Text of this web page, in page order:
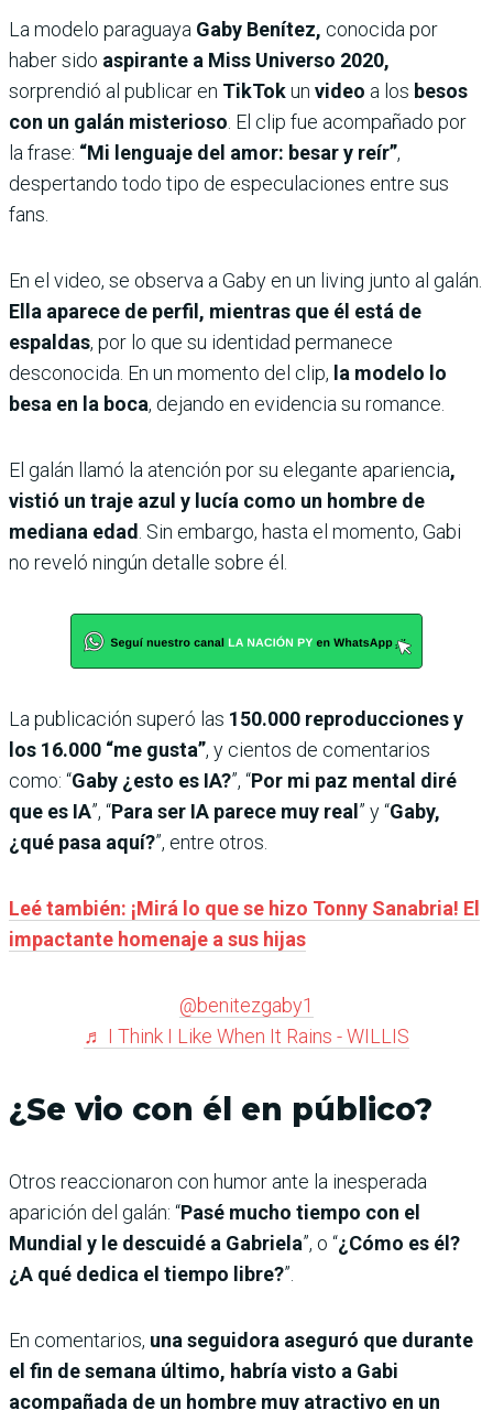
La modelo paraguaya Gaby Benítez, conocida por
haber sido aspirante a Miss Universo 2020,
sorprendió al publicar en TikTokun video a los besos
con un galán misterioso. El clip fue acompañado por
la frase: “Mi lenguaje del amor: besar y reír”,
despertando todo tipo de especulaciones entre sus
fans.
En el video, se observa a Gaby en un living junto al galán.
Ella aparece de perfil, mientras que él está de
espaldas, por lo que su identidad permanece
desconocida. En un momento del clip, la modelo lo
besa en la boca, dejando en evidencia su romance.
El galán llamó la atención por su elegante apariencia,
vistió un traje azul y lucía como un hombre de
mediana edad. Sin embargo, hasta el momento, Gabi
no reveló ningún detalle sobre él.
La publicación superó las 150.000 reproducciones y
los 16.000 “me gusta”, y cientos de comentarios
como: “Gaby ¿esto es IA?”, “Por mi paz mental diré
que es IA”, “Para ser IA parece muy real ” y “Gaby,
¿qué pasa aquí?”, entre otros.
Leé también: ¡Mirá lo que se hizo Tonny Sanabria! El
impactante homenaje a sus hijas
@benitezgaby1
♬ I Think I Like When It Rains - WILLIS
¿Se vio con él en público?
Otros reaccionaron con humor ante la inesperada
aparición del galán: “Pasé mucho tiempo con el
Mundial y le descuidé a Gabriela”, o “¿Cómo es él?
¿A qué dedica el tiempo libre?”.
En comentarios, una seguidora aseguró que durante
el fin de semana último, habría visto a Gabi
acompañada de un hombre muy atractivo en un